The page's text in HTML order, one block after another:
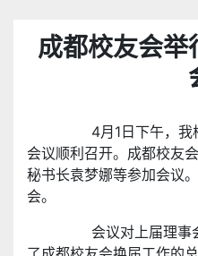
成都校友会举
4月1日下午，我校
会议顺利召开。成都校友
秘书长袁梦娜等参加会议
会。
会议对上届理事会